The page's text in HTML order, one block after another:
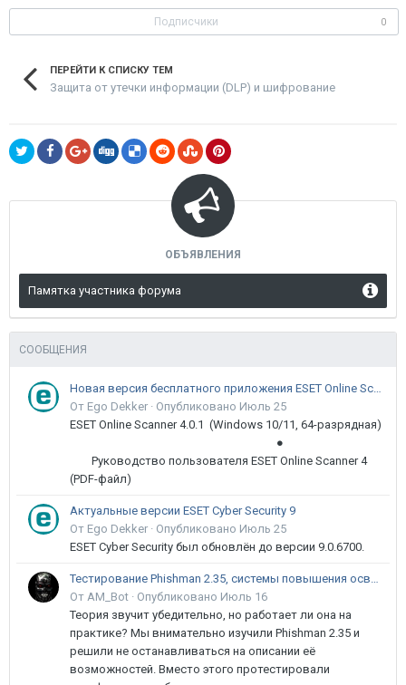
Подписчики 0
ПЕРЕЙТИ К СПИСКУ ТЕМ
Защита от утечки информации (DLP) и шифрование
ОБЪЯВЛЕНИЯ
Памятка участника форума
СООБЩЕНИЯ
Новая версия бесплатного приложения ESET Online Scanner доступна пользователям
От Ego Dekker · Опубликовано Июль 25
ESET Online Scanner 4.0.1 (Windows 10/11, 64-разрядная)
●
Руководство пользователя ESET Online Scanner 4
(PDF-файл)
Актуальные версии ESET Cyber Security 9
От Ego Dekker · Опубликовано Июль 25
ESET Cyber Security был обновлён до версии 9.0.6700.
Тестирование Phishman 2.35, системы повышения осведомлённости пользователей в сфере ИБ
От AM_Bot · Опубликовано Июль 16
Теория звучит убедительно, но работает ли она на
практике? Мы внимательно изучили Phishman 2.35 и
решили не останавливаться на описании её
возможностей. Вместо этого протестировали